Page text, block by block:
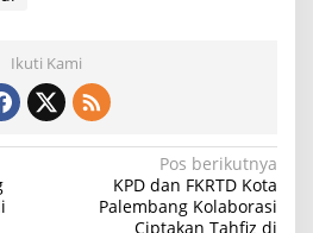
Ikuti Kami
Pos berikutnya
KPD dan FKRTD Kota
Palembang Kolaborasi
Ciptakan Tahfiz di